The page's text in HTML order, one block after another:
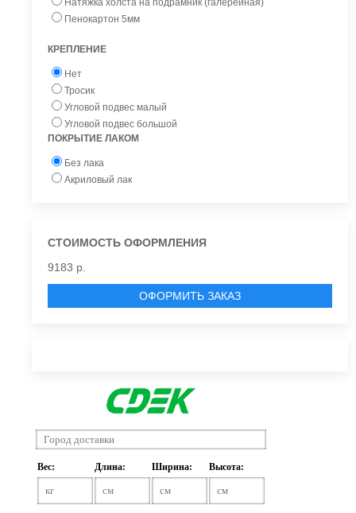
Натяжка холста на подрамник (галерейная)
Пенокартон 5мм
КРЕПЛЕНИЕ
Нет
Тросик
Угловой подвес малый
Угловой подвес большой
ПОКРЫТИЕ ЛАКОМ
Без лака
Акриловый лак
СТОИМОСТЬ ОФОРМЛЕНИЯ
9183 р.
ОФОРМИТЬ ЗАКАЗ